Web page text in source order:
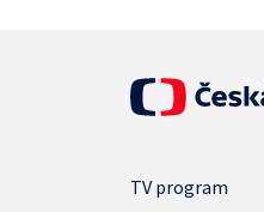
TV program